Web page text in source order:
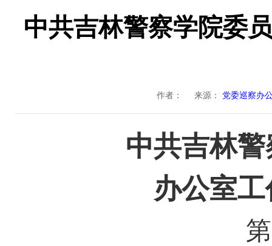
中共吉林警察学院委
作者： 来源： 党委巡察办
中共吉林警
办公室